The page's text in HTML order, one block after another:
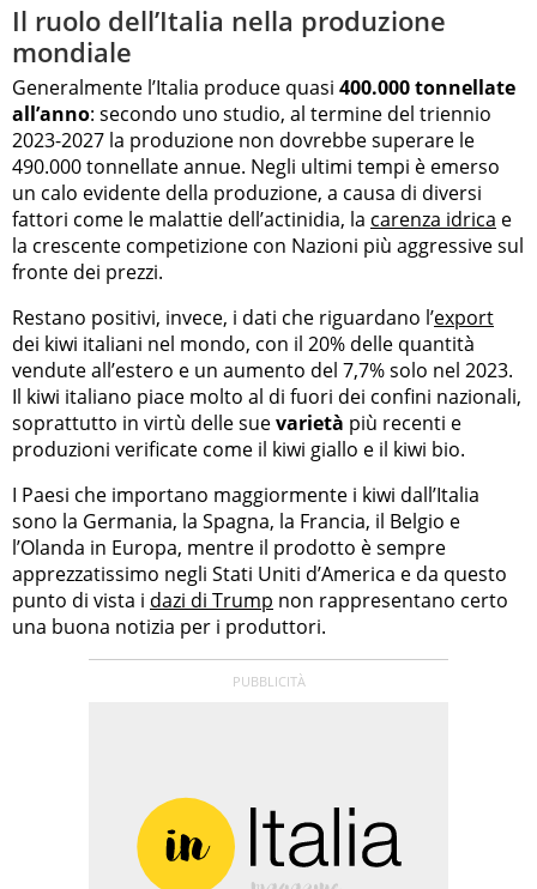
Il ruolo dell’Italia nella produzione
mondiale
Generalmente l’Italia produce quasi 400.000 tonnellate
all’anno: secondo uno studio, al termine del triennio
2023-2027 la produzione non dovrebbe superare le
490.000 tonnellate annue. Negli ultimi tempi è emerso
un calo evidente della produzione, a causa di diversi
fattori come le malattie dell’actinidia, la carenza idrica e
la crescente competizione con Nazioni più aggressive sul
fronte dei prezzi.
Restano positivi, invece, i dati che riguardano l’export
dei kiwi italiani nel mondo, con il 20% delle quantità
vendute all’estero e un aumento del 7,7% solo nel 2023.
Il kiwi italiano piace molto al di fuori dei confini nazionali,
soprattutto in virtù delle suevarietà più recenti e
produzioni verificate come il kiwi giallo e il kiwi bio.
I Paesi che importano maggiormente i kiwi dall’Italia
sono la Germania, la Spagna, la Francia, il Belgio e
l’Olanda in Europa, mentre il prodotto è sempre
apprezzatissimo negli Stati Uniti d’America e da questo
punto di vista i dazi di Trump non rappresentano certo
una buona notizia per i produttori.